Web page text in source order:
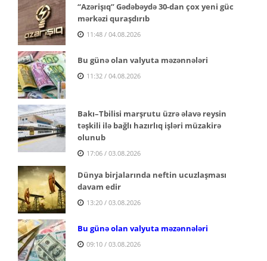
“Azərişıq” Gədəbəydə 30-dan çox yeni güc
mərkəzi quraşdırıb
11:48 / 04.08.2026
Bu günə olan valyuta məzənnələri
11:32 / 04.08.2026
Bakı–Tbilisi marşrutu üzrə əlavə reysin
təşkili ilə bağlı hazırlıq işləri müzakirə
olunub
17:06 / 03.08.2026
Dünya birjalarında neftin ucuzlaşması
davam edir
13:20 / 03.08.2026
Bu günə olan valyuta məzənnələri
09:10 / 03.08.2026